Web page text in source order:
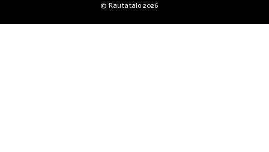
© Rautatalo2026